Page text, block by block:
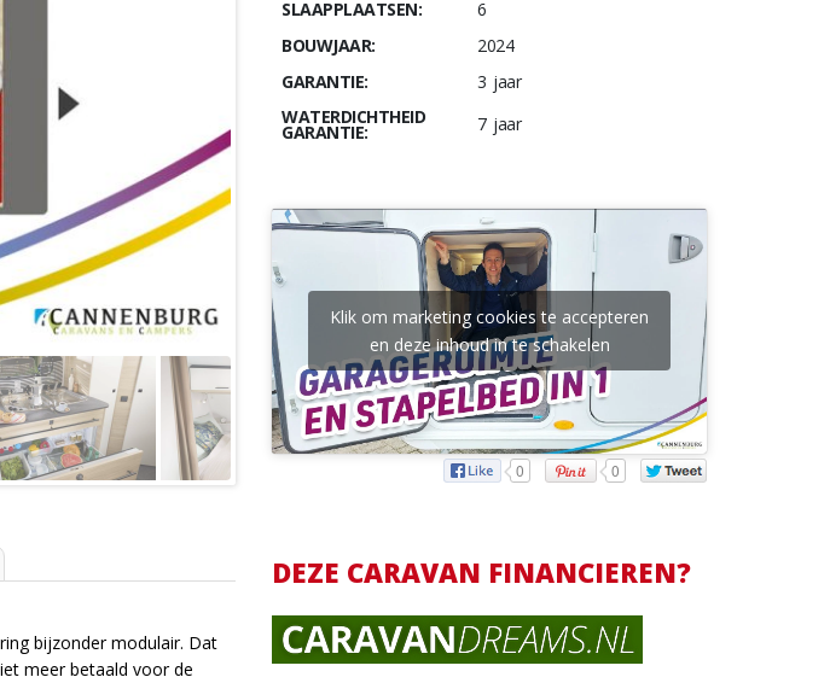
bijzonder modulair. Dat
meer betaald voor de
SLAAPPLAATSEN:
6
BOUWJAAR:
2024
GARANTIE:
3 jaar
WATERDICHTHEID
GARANTIE: 7 jaar
Klik om marketing cookies te accepteren
en deze inhoud in te schakelen
0 0
DEZE CARAVAN FINANCIEREN?